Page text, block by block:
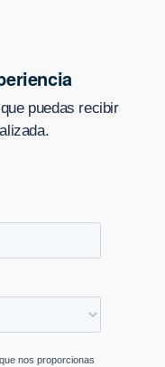
puedas recibir